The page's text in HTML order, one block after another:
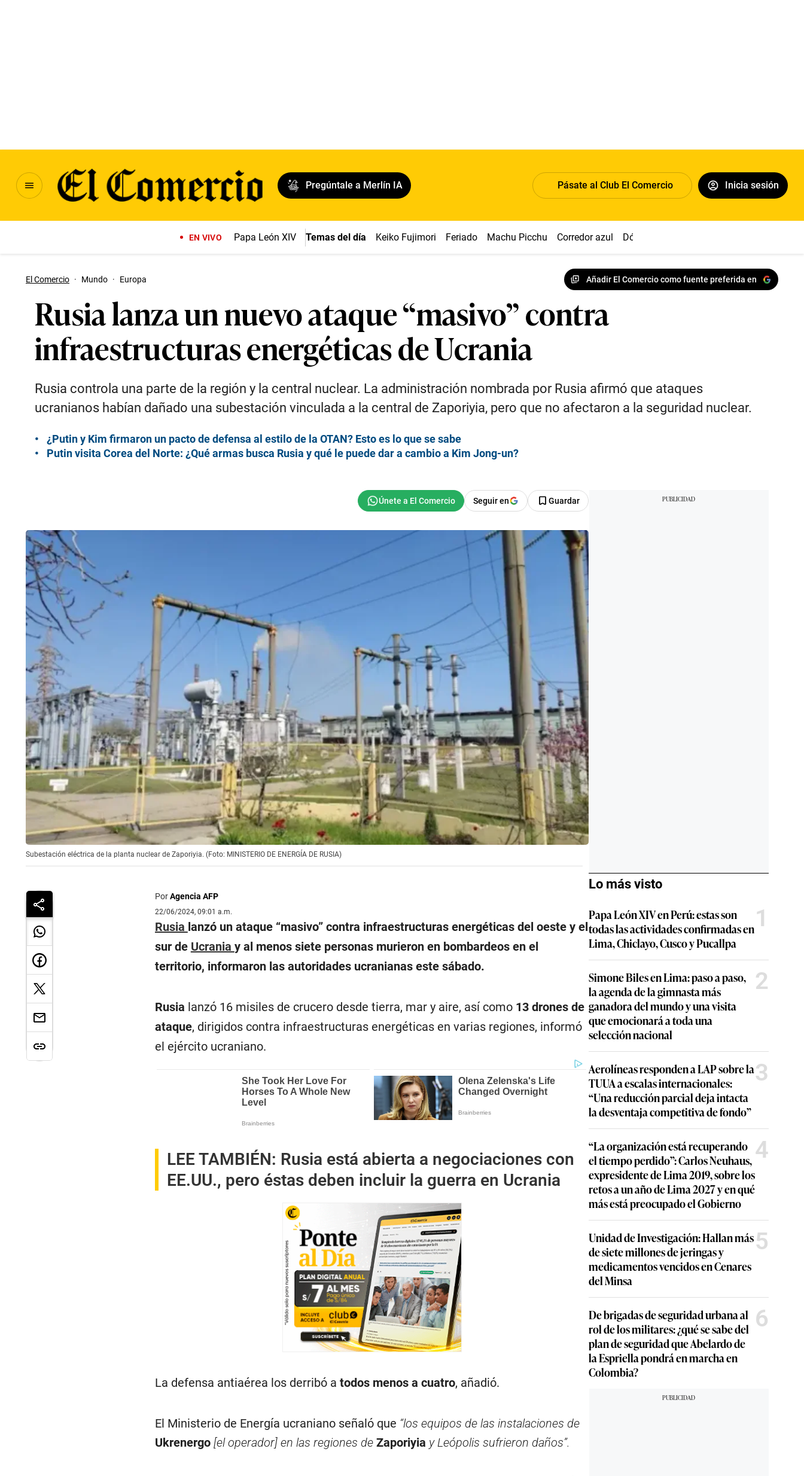
Pregúntale a Merlín IA Pásate al Club El Comercio Inicia sesión
EN VIVO Papa León XIV Temas del día Keiko Fujimori Feriado Machu Picchu Corredor azul Dólar
El Comercio · Mundo · Europa Añadir El Comercio como fuente preferida en
Rusia lanza un nuevo ataque “masivo” contra
infraestructuras energéticas de Ucrania
Rusia controla una parte de la región y la central nuclear. La administración nombrada por Rusia afirmó que ataques
ucranianos habían dañado una subestación vinculada a la central de Zaporiyia, pero que no afectaron a la seguridad nuclear.
¿Putin y Kim firmaron un pacto de defensa al estilo de la OTAN? Esto es lo que se sabe
Putin visita Corea del Norte: ¿Qué armas busca Rusia y qué le puede dar a cambio a Kim Jong-un?
Seguir en Guardar
Subestación eléctrica de la planta nuclear de Zaporiyia. (Foto: MINISTERIO DE ENERGÍA DE RUSIA)
PorAgencia AFP
22/06/2024, 09:01 a.m.
Rusia lanzó un ataque “masivo” contra infraestructuras energéticas del oeste y el
sur de Ucrania y al menos siete personas murieron en bombardeos en el
territorio, informaron las autoridades ucranianas este sábado.
Rusia lanzó 16 misiles de crucero desde tierra, mar y aire, así como 13 drones de
ataque, dirigidos contra infraestructuras energéticas en varias regiones, informó
el ejército ucraniano.
LEE TAMBIÉN: Rusia está abierta a negociaciones con
EE.UU., pero éstas deben incluir la guerra en Ucrania
La defensa antiaérea los derribó a todos menos a cuatro, añadió.
El Ministerio de Energía ucraniano señaló que “los equipos de las instalaciones de
Ukrenergo [el operador] en las regiones de Zaporiyia y Leópolis sufrieron daños”.
Lo más visto
Papa León XIV en Perú: estas son
todas las actividades confirmadas en
Lima, Chiclayo, Cusco y Pucallpa
1
Simone Biles en Lima: paso a paso,
la agenda de la gimnasta más
ganadora del mundo y una visita
que emocionará a toda una
selección nacional
2
Aerolíneas responden a LAP sobre la
TUUA a escalas internacionales:
“Una reducción parcial deja intacta
la desventaja competitiva de fondo”
3
“La organización está recuperando
el tiempo perdido”: Carlos Neuhaus,
expresidente de Lima 2019, sobre los
retos a un año de Lima 2027 y en qué
más está preocupado el Gobierno
4
Unidad de Investigación: Hallan más
de siete millones de jeringas y
medicamentos vencidos en Cenares
del Minsa
5
De brigadas de seguridad urbana al
rol de los militares: ¿qué se sabe del
plan de seguridad que Abelardo de
la Espriella pondrá en marcha en
Colombia?
6